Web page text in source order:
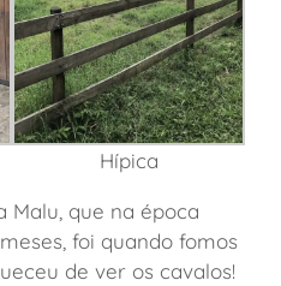
Hípica
Malu, que na época
foi quando fomos
de ver os cavalos!